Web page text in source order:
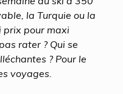
la Turquie ou la
prix pour maxi
rater ? Qui se
? Pour le
voyages.